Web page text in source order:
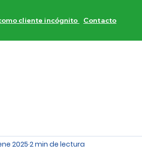
cliente incógnito Contacto
2025 2 min de lectura